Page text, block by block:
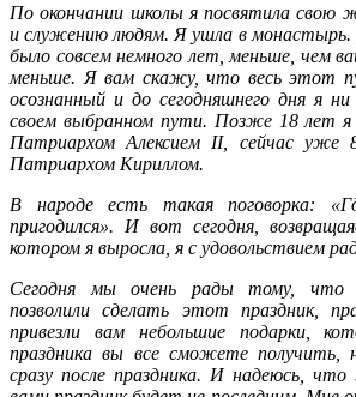
По окончании школы я посвятила свою
и служению людям. Я ушла в
было совсем немного лет, меньше, чем
меньше. Я вам скажу, что весь этот
осознанный и до сегодняшнего дня я
своем выбранном пути. Позже 18 лет я
Патриархом Алексием II, сейчас
Патриархом Кириллом.
В народе есть такая поговорка:
пригодился». И вот сегодня,
котором я выросла, я с удовольствием
Сегодня мы очень рады тому, что
позволили сделать этот праздник,
привезли вам небольшие подарки,
праздника вы все сможете получить,
сразу после праздника. И надеюсь,